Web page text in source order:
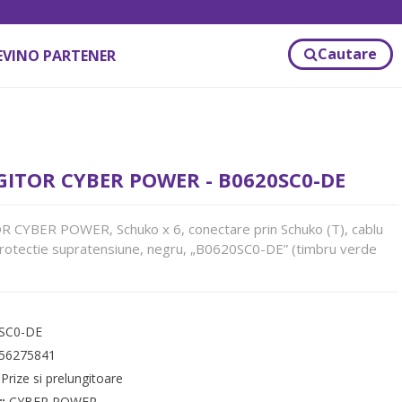
PARTENER Cautare
CYBER POWER - B0620SC0-DE
CYBER POWER, Schuko x 6, conectare prin Schuko (T), cablu
supratensiune, negru, „B0620SC0-DE” (timbru verde
DE
Prize si prelungitoare